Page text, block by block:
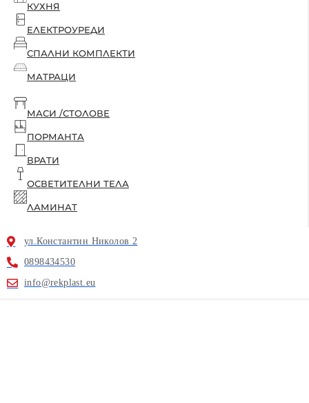
КУХНЯ
ЕЛЕКТРОУРЕДИ
СПАЛНИ КОМПЛЕКТИ
МАТРАЦИ
МАСИ /СТОЛОВЕ
ПОРМАНТА
ВРАТИ
ОСВЕТИТЕЛНИ ТЕЛА
ЛАМИНАТ
ул.Константин Николов 2
0898434530
info@rekplast.eu